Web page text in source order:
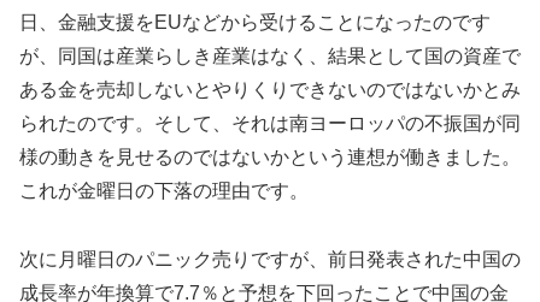
日、金融支援をEUなどから受けることになったのです
が、同国は産業らしき産業はなく、結果として国の資産で
ある金を売却しないとやりくりできないのではないかとみ
られたのです。そして、それは南ヨーロッパの不振国が同
様の動きを見せるのではないかという連想が働きました。
これが金曜日の下落の理由です。
次に月曜日のパニック売りですが、前日発表された中国の
成長率が年換算で7.7％と予想を下回ったことで中国の金